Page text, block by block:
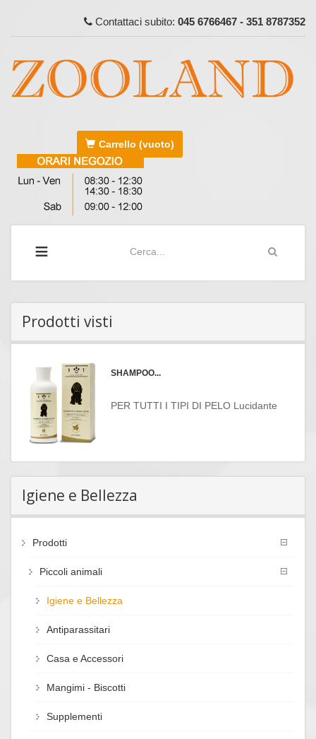
Contattaci subito: 045 6766467 - 351 8787352
Carrello (vuoto)
≡
Prodotti visti
SHAMPOO...
PER TUTTI I TIPI DI PELO Lucidante
Igiene e Bellezza
Prodotti
Piccoli animali
Igiene e Bellezza
Antiparassitari
Casa e Accessori
Mangimi - Biscotti
Supplementi